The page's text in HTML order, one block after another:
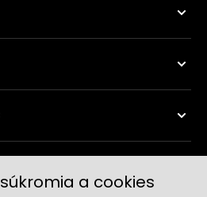
a cookies